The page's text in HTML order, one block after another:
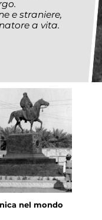
e straniere,
a vita.
nel mondo